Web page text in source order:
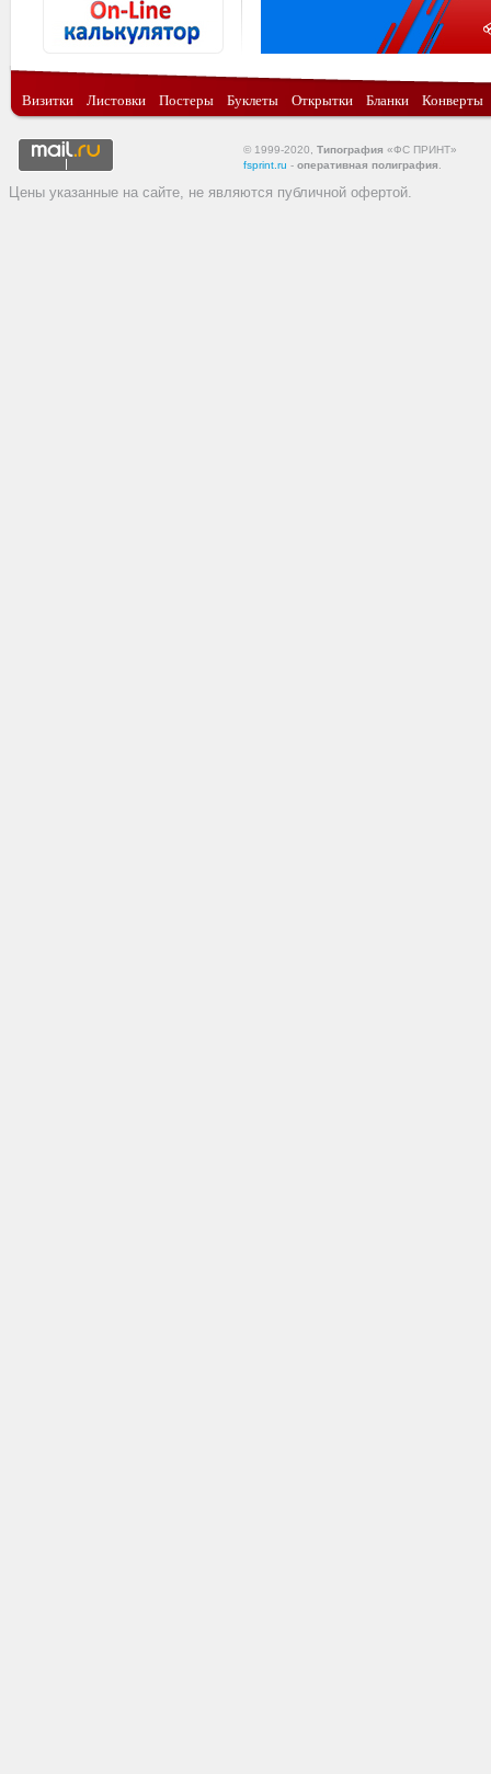
Визитки Листовки Постеры Буклеты Открытки Бланки Конверты
© 1999-2020, Типография «ФС ПРИНТ»
fsprint.ru - оперативная полиграфия
Цены указанные на сайте, не являются публичной офертой.